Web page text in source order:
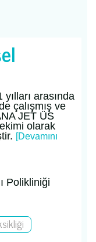
arasında
çalışmış ve
JET ÜS
olarak
[Devamını
Polikliniği